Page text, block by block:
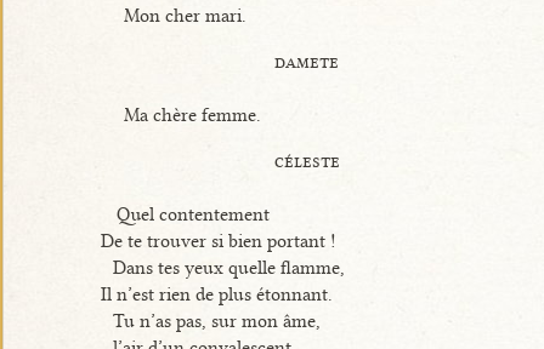
Mon cher mari.
damete
Ma chère femme.
céleste
Quel contentement
De te trouver si bien portant !
Dans tes yeux quelle flamme,
Il n’est rien de plus étonnant.
Tu n’as pas, sur mon âme,